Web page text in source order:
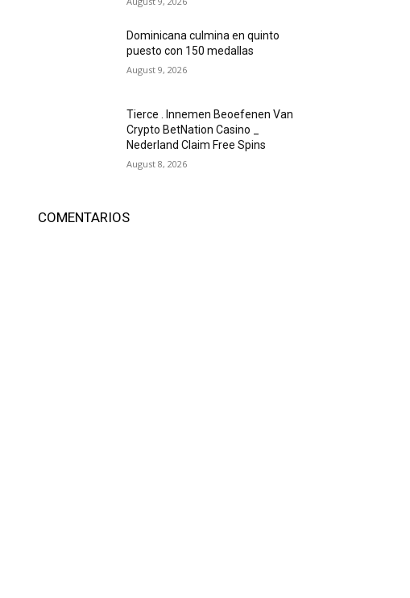
Dominicana culmina en quinto
puesto con 150 medallas
August 9, 2026
Tierce . Innemen Beoefenen Van
Crypto BetNation Casino _
Nederland Claim Free Spins
August 8, 2026
COMENTARIOS